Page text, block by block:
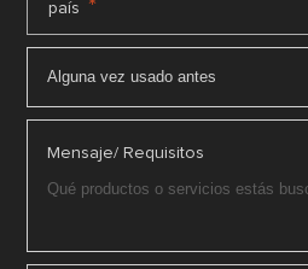
país *
Mensaje/ Requisitos